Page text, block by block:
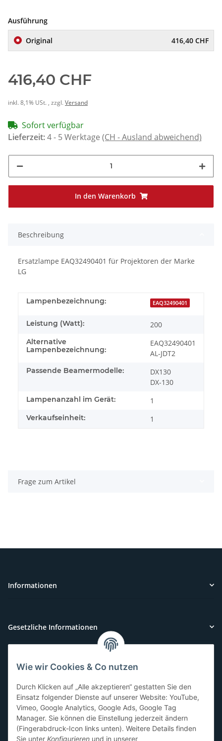
Ausführung
Original 416,40 CHF
416,40 CHF
inkl. 8,1% USt. , zzgl.Versand
Sofort verfügbar
Lieferzeit:4 - 5 Werktage (CH - Ausland abweichend)
In den Warenkorb
Beschreibung
Ersatzlampe EAQ32490401 für Projektoren der Marke
LG
Lampenbezeichnung: EAQ32490401
Leistung (Watt): 200
Alternative
Lampenbezeichnung:
EAQ32490401
AL-JDT2
Passende Beamermodelle:
DX130
DX-130
Lampenanzahl im Gerät: 1
Verkaufseinheit: 1
Frage zum Artikel
Informationen
Gesetzliche Informationen
Kundenservice
Sie benötigen Hilfe oder haben Fragen?
071-5355993
service@beamerlampe24.ch
Wie wir Cookies & Co nutzen
Durch Klicken auf „Alle akzeptieren“ gestatten Sie den
Einsatz folgender Dienste auf unserer Website: YouTube,
Vimeo, Google Analytics, Google Ads, Google Tag
Manager. Sie können die Einstellung jederzeit ändern
(Fingerabdruck-Icon links unten). Weitere Details finden
Sie unter Konfigurieren und in unserer